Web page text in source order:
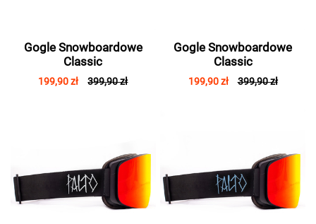
Gogle Snowboardowe
Classic
199,90 zł 399,90 zł
Gogle Snowboardowe
Classic
199,90 zł 399,90 zł